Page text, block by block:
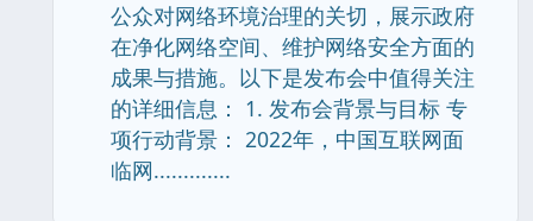
公众对网络环境治理的关切，展示政府
在净化网络空间、维护网络安全方面的
成果与措施。以下是发布会中值得关注
的详细信息： 1. 发布会背景与目标 专
项行动背景： 2022年，中国互联网面
临网.............